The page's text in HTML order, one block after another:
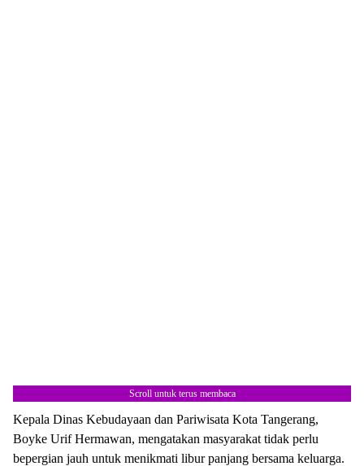
Scroll untuk terus membaca
Kepala Dinas Kebudayaan dan Pariwisata Kota Tangerang,
Boyke Urif Hermawan, mengatakan masyarakat tidak perlu
bepergian jauh untuk menikmati libur panjang bersama keluarga.